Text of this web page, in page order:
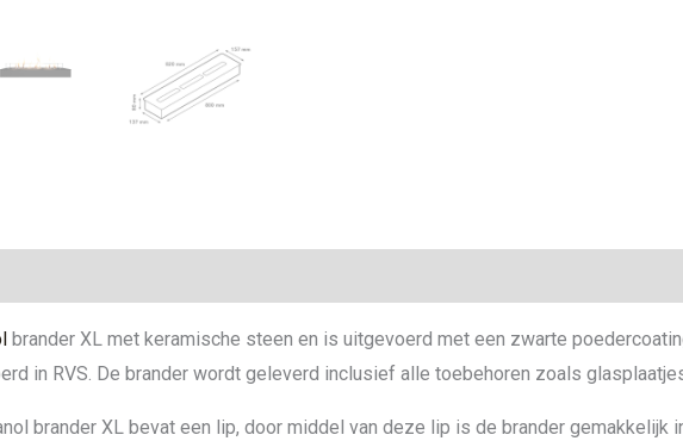
brander XL met keramische steen en is uitgevoerd met een zwarte
in RVS. De brander wordt geleverd inclusief alle toebehoren zoals
brander XL bevat een lip, door middel van deze lip is de brander gemakkelijk